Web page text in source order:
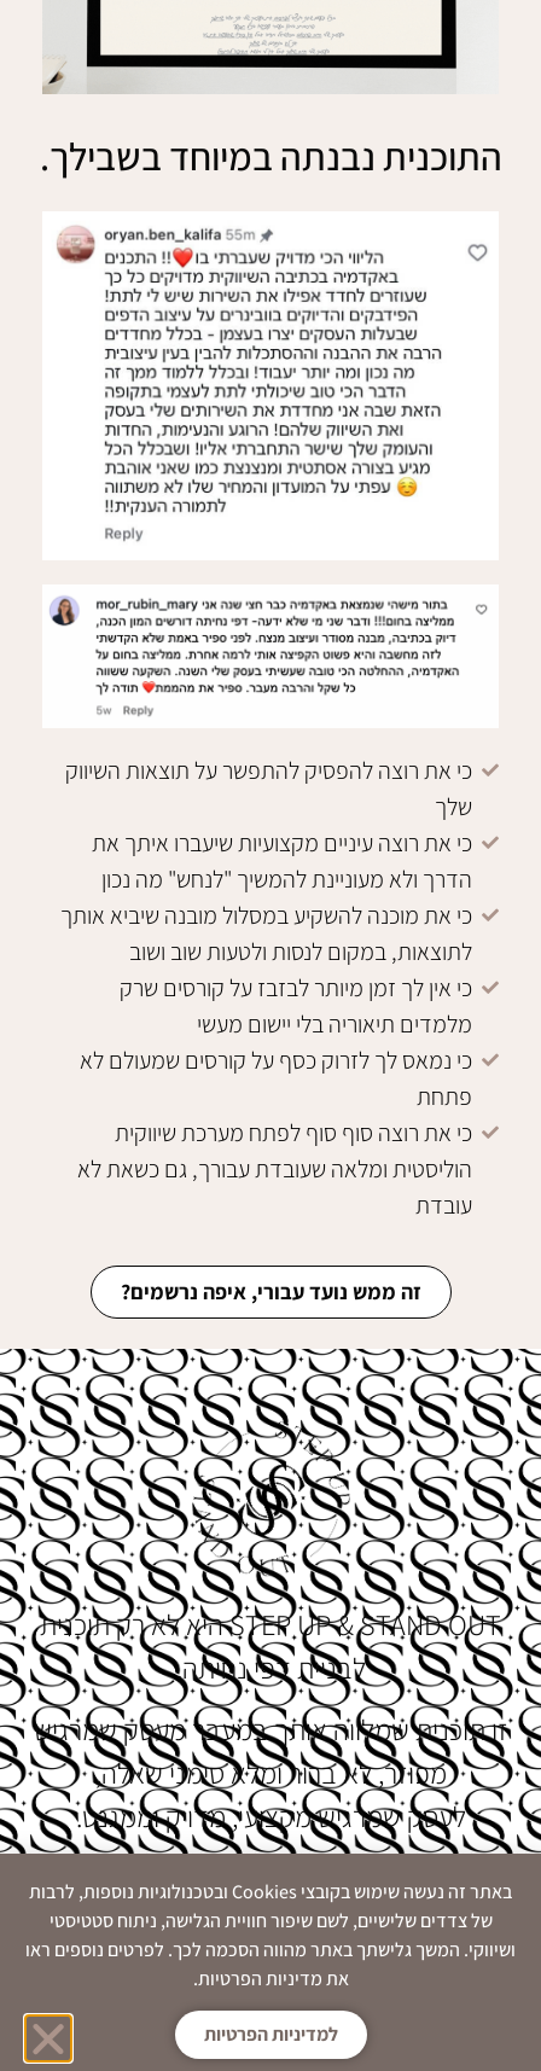
התוכנית נבנתה במיוחד בשבילך.
כי את רוצה להפסיק להתפשר על תוצאות השיווק
שלך
כי את רוצה עיניים מקצועיות שיעברו איתך את
הדרך ולא מעוניינת להמשיך "לנחש" מה נכון
כי את מוכנה להשקיע במסלול מובנה שיביא אותך
לתוצאות, במקום לנסות ולטעות שוב ושוב
כי אין לך זמן מיותר לבזבז על קורסים שרק
מלמדים תיאוריה בלי יישום מעשי
כי נמאס לך לזרוק כסף על קורסים שמעולם לא
פתחת
כי את רוצה סוף סוף לפתח מערכת שיווקית
הוליסטית ומלאה שעובדת עבורך, גם כשאת לא
עובדת
זה ממש נועד עבורי, איפה נרשמים?
STEP UP & STAND OUT היא לא רק תוכנית
לבניית דפי נחיתה.
זו תוכנית שמלווה אותך במעבר מעסק שמרגיש
מפוזר, לא ברור ומלא סימני שאלה,
לעסק שמרגיש מקצועי, מדויק וממגנט.
ההשקעה שלך בתוכנית:
כדי שתוכלי לבדוק ולהתנסות בעצמך,
ש"ח בלבד – ללא התחייבות!
באתר זה נעשה שימוש בקובצי Cookies ובטכנולוגיות נוספות, לרבות
של צדדים שלישיים, לשם שיפור חוויית הגלישה, ניתוח סטטיסטי
ושיווקי. המשך גלישתך באתר מהווה הסכמה לכך. לפרטים נוספים ראו
את מדיניות הפרטיות.
למדיניות הפרטיות